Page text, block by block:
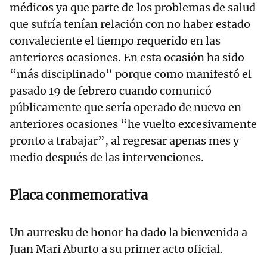
médicos ya que parte de los problemas de salud
que sufría tenían relación con no haber estado
convaleciente el tiempo requerido en las
anteriores ocasiones. En esta ocasión ha sido
“más disciplinado” porque como manifestó el
pasado 19 de febrero cuando comunicó
públicamente que sería operado de nuevo en
anteriores ocasiones “he vuelto excesivamente
pronto a trabajar”, al regresar apenas mes y
medio después de las intervenciones.
Placa conmemorativa
Un aurresku de honor ha dado la bienvenida a
Juan Mari Aburto a su primer acto oficial.